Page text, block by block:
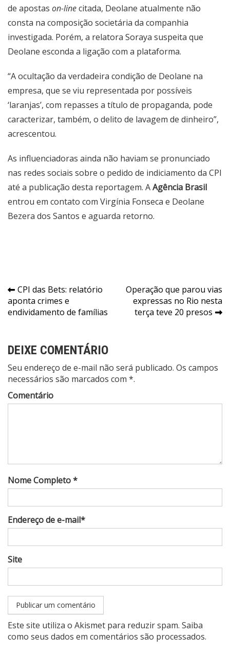
de apostas on-linecitada, Deolane atualmente não
consta na composição societária da companhia
investigada. Porém, a relatora Soraya suspeita que
Deolane esconda a ligação com a plataforma.
“A ocultação da verdadeira condição de Deolane na
empresa, que se viu representada por possíveis
‘laranjas’, com repasses a título de propaganda, pode
caracterizar, também, o delito de lavagem de dinheiro”,
acrescentou.
As influenciadoras ainda não haviam se pronunciado
nas redes sociais sobre o pedido de indiciamento da CPI
até a publicação desta reportagem. AAgência Brasil
entrou em contato com Virgínia Fonseca e Deolane
Bezera dos Santos e aguarda retorno.
Navegação
de
CPI das Bets: relatório
aponta crimes e
endividamento de famílias
Operação que parou vias
expressas no Rio nesta
terça teve 20 presos
DEIXE COMENTÁRIO
Seu endereço de e-mail não será publicado. Os campos
necessários são marcados com *.
Comentário
Nome Completo *
Endereço de e-mail*
Site
Este site utiliza o Akismet para reduzir spam. Saiba
como seus dados em comentários são processados.